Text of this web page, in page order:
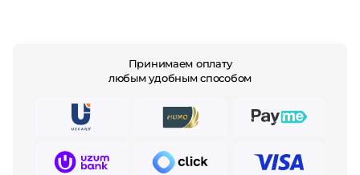
Принимаем оплату
любым удобным способом